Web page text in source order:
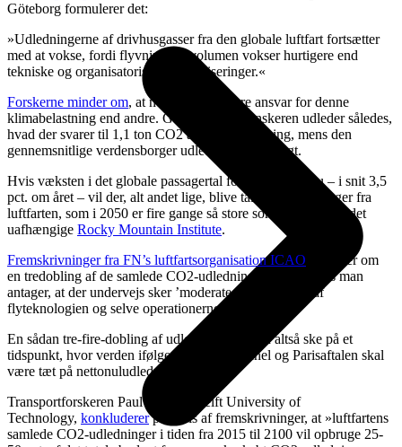
Göteborg formulerer det:
»Udledningerne af drivhusgasser fra den globale luftfart fortsætter
med at vokse, fordi flyvningens volumen vokser hurtigere end
tekniske og organisatoriske effektiviseringer.«
Forskerne minder om, at nogle bærer større ansvar for denne
klimabelastning end andre. Gennemsnitssvenskeren udleder således,
hvad der svarer til 1,1 ton CO2 årligt ved flyvning, mens den
gennemsnitlige verdensborger udleder 0,2 ton årligt.
Hvis væksten i det globale passagertal fortsætter som nu – i snit 3,5
pct. om året – vil der, alt andet lige, blive tale om udledninger fra
luftfarten, som i 2050 er fire gange så store som nu, skønner det
uafhængige Rocky Mountain Institute.
Fremskrivninger fra FN’s luftfartsorganisation ICAO fortæller om
en tredobling af de samlede CO2-udledninger i 2050, hvis man
antager, at der undervejs sker ’moderate forbedringer’ af
flyteknologien og selve operationerne.
En sådan tre-fire-dobling af udledningerne kan altså ske på et
tidspunkt, hvor verden ifølge FN’s Klimapanel og Parisaftalen skal
være tæt på nettonuludledning af CO2.
Transportforskeren Paul Peeters, Delft University of
Technology, konkludererpå basis af fremskrivninger, at »luftfartens
samlede CO2-udledninger i tiden fra 2015 til 2100 vil opbruge 25-